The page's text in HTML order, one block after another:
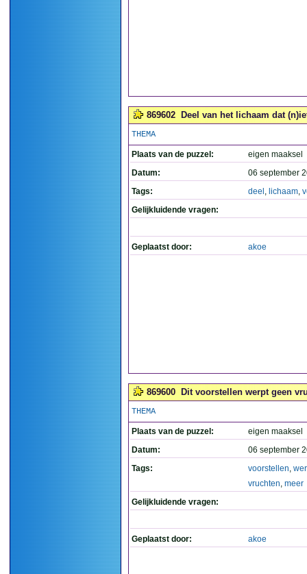
869602 Deel van het lichaam dat
THEMA
Plaats van de puzzel:
eigen maaksel
Datum:
06 september
Tags:
deel , lichaam,
Gelijkluidende vragen:
Geplaatst door: akoe
869600 Dit voorstellen werpt geen
THEMA
Plaats van de puzzel:
eigen maaksel
Datum:
06 september
Tags:
voorstellen,
vruchten, meer
Gelijkluidende vragen:
Geplaatst door: akoe